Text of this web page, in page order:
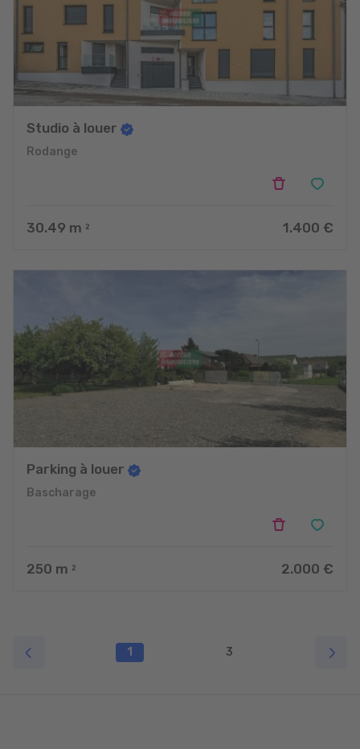
Studio à louer
Rodange
30.49 m 2 1.400 €
Parking à louer
Bascharage
250 m 2 2.000 €
1 3